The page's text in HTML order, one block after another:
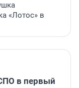
«Лотос» в
в первый